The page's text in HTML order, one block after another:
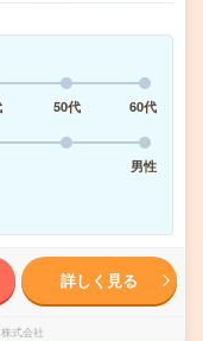
50代
60代
男性
詳しく見る
式会社